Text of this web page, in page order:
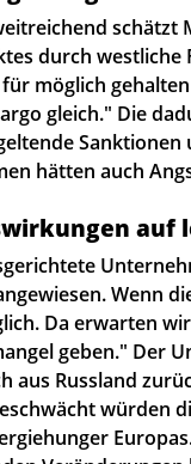
schätzt
durch westliche
möglich
gleich." Die
hätten auch
auf
Wenn
Da erwarten
geben." Der
aus Russland
würden